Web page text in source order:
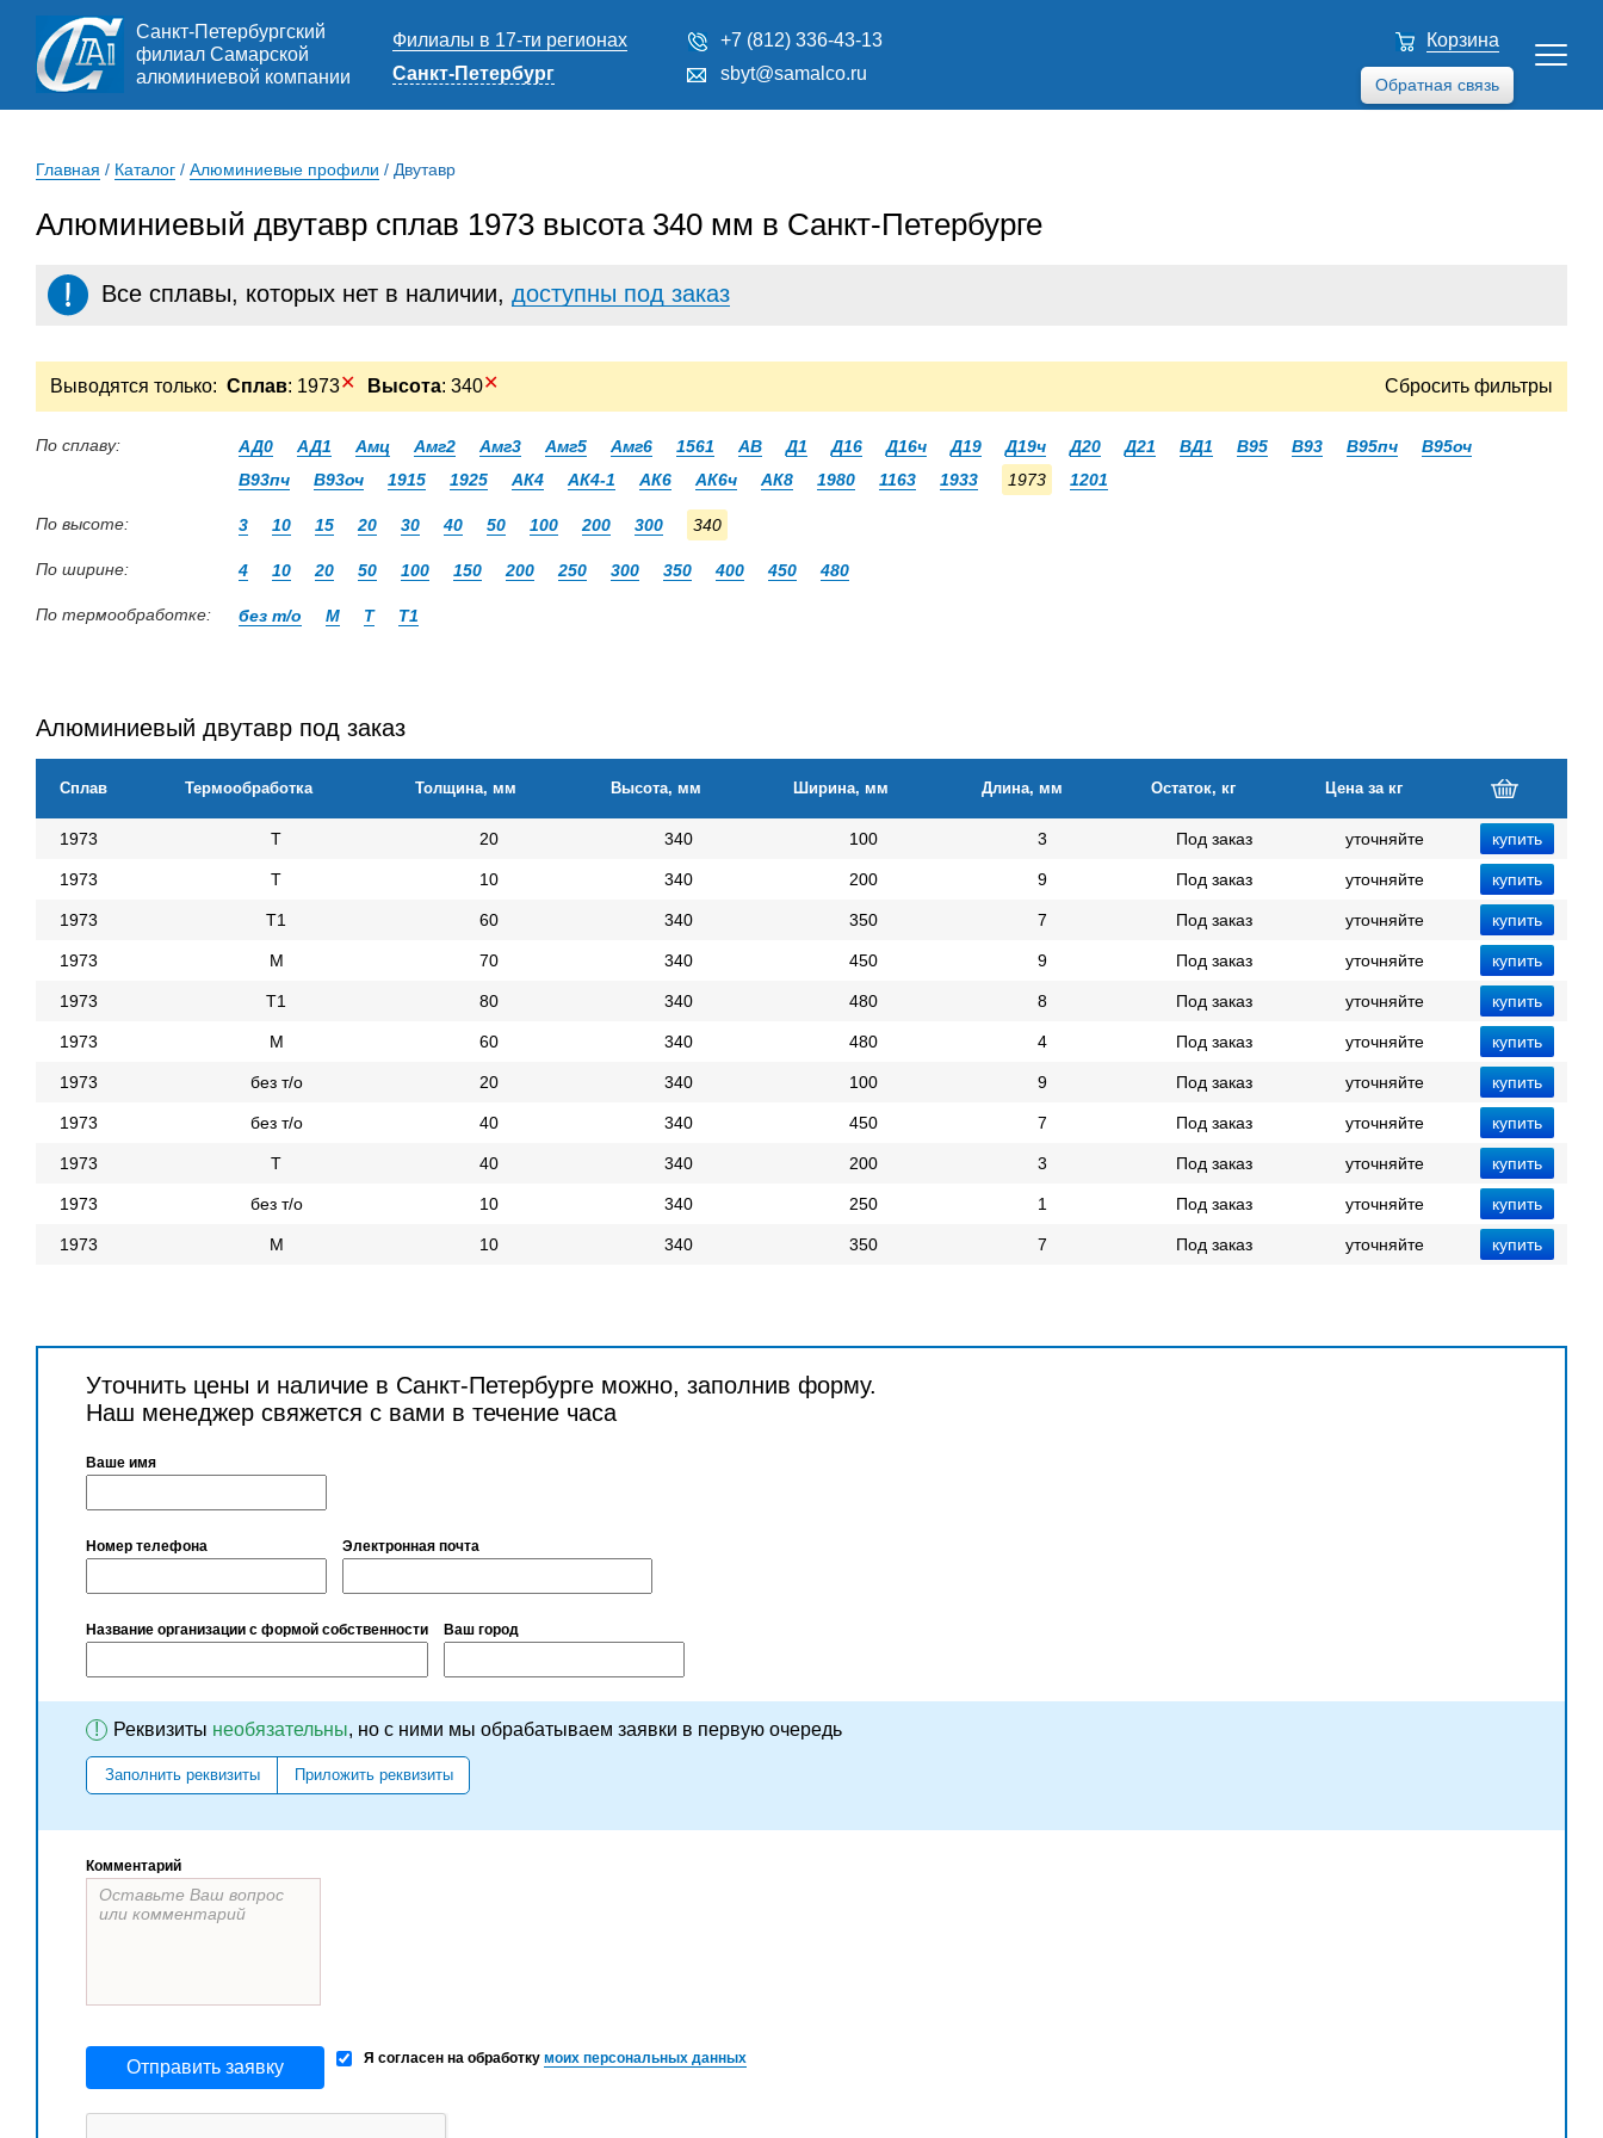
Санкт-Петербургский
филиал Самарской
алюминиевой компании
Филиалы в 17-ти регионах
Санкт-Петербург
+7 (812) 336-43-13
sbyt@samalco.ru
Обратная связь
Корзина
Главная / Каталог / Алюминиевые профили / Двутавр
Алюминиевый двутавр сплав 1973 высота 340 мм в Санкт-Петербурге
Все сплавы, которых нет в наличии, доступны под заказ
Выводятся только: Сплав: 1973✕ Высота: 340✕ Сбросить фильтры
По сплаву: АД0 АД1 Амц Амг2 Амг3 Амг5 Амг6 1561 АВ Д1 Д16 Д16ч Д19 Д19ч Д20 Д21 ВД1 В95 В93 В95пч
В95оч
В93пч
В93оч 1915 1925 АК4 АК4-1 АК6 АК6ч АК8 1980 1163 1933 1973 1201
По высоте: 3 10 15 20 30 40 50 100 200 300 340
По ширине: 4 10 20 50 100 150 200 250 300 350 400 450 480
По термообработке: без т/о М Т Т1
Алюминиевый двутавр под заказ
Сплав Термообработка Толщина, мм Высота, мм Ширина, мм Длина, мм Остаток, кг Цена за кг
1973 Т 20 340 100 3 Под заказ уточняйте
1973 Т 10 340 200 9 Под заказ уточняйте
1973 Т1 60 340 350 7 Под заказ уточняйте
1973 М 70 340 450 9 Под заказ уточняйте
1973 Т1 80 340 480 8 Под заказ уточняйте
1973 М 60 340 480 4 Под заказ уточняйте
1973 без т/о 20 340 100 9 Под заказ уточняйте
1973 без т/о 40 340 450 7 Под заказ уточняйте
1973 Т 40 340 200 3 Под заказ уточняйте
1973 без т/о 10 340 250 1 Под заказ уточняйте
1973 М 10 340 350 7 Под заказ уточняйте
Уточнить цены и наличие в Санкт-Петербурге можно, заполнив форму.
Наш менеджер свяжется с вами в течение часа
Ваше имя
Номер телефона Электронная почта
Название организации с формой собственности Ваш город
! Реквизиты необязательны, но с ними мы обрабатываем заявки в первую очередь
Заполнить реквизиты Приложить реквизиты
Комментарий
Отправить заявку Я согласен на обработку моих персональных данных